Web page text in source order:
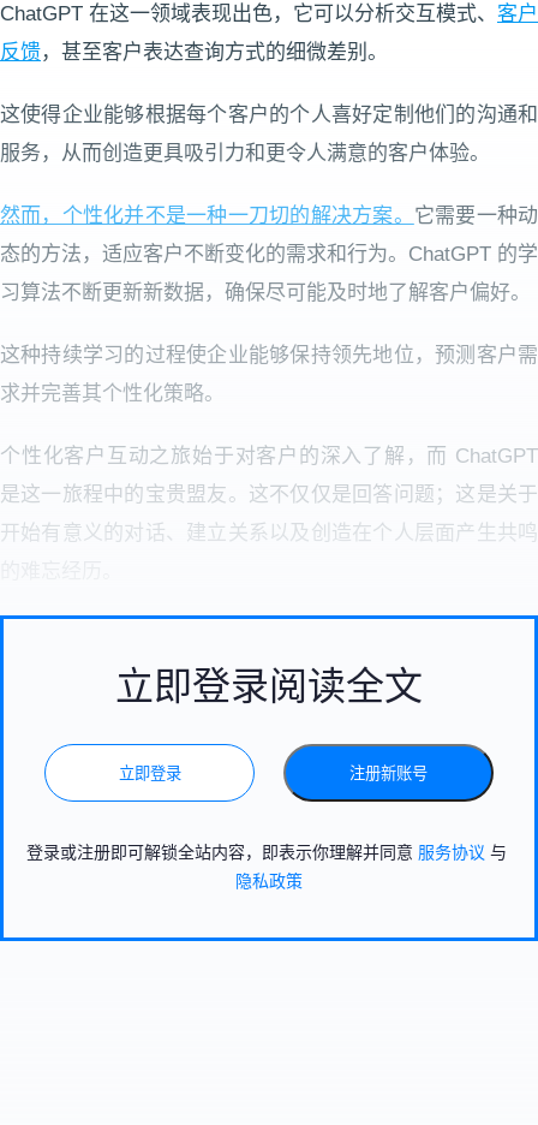
ChatGPT 在这一领域表现出色，它可以分析交互模式、 客户
反馈，甚至客户表达查询方式的细微差别。
这使得企业能够根据每个客户的个人喜好定制他们的沟通和
服务，从而创造更具吸引力和更令人满意的客户体验。
然而，个性化并不是一种一刀切的解决方案。 它需要一种动
态的方法，适应客户不断变化的需求和行为。ChatGPT 的学
习算法不断更新新数据，确保尽可能及时地了解客户偏好。
这种持续学习的过程使企业能够保持领先地位，预测客户需
求并完善其个性化策略。
个性化客户互动之旅始于对客户的深入了解，而 ChatGPT
是这一旅程中的宝贵盟友。这不仅仅是回答问题；这是关于
开始有意义的对话、建立关系以及创造在个人层面产生共鸣
立即登录阅读全文
立即登录 注册新账号
登录或注册即可解锁全站内容，即表示你理解并同意 服务协议 与
隐私政策